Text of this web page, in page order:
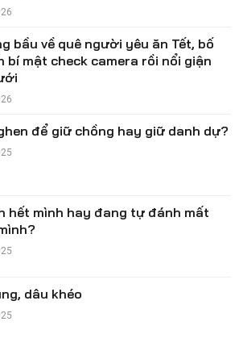
bầu về quê người yêu ăn Tết, bố
bí mật check camera rồi nổi giận
để giữ chồng hay giữ danh dự?
hết mình hay đang tự đánh mất
dâu khéo